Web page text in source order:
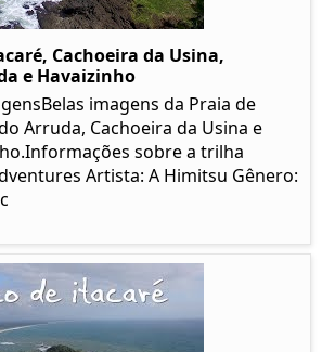
Cachoeira da Usina,
e Havaizinho
imagens da Praia de
Arruda, Cachoeira da Usina e
sobre a trilha
Artista: A Himitsu Gênero: